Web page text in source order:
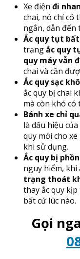
Xe điện đi
chai, nó chỉ có
ngắn, dẫn
Ắc quy tụt
trạngắc quy
quy máy vẫn
chai và cần
Ắc quy sạc
ắc quy bị chai
mà còn khó
Bánh xe chỉ
là dấu hiệu
quy mới cho
khi sử dụng.
Ắc quy bị
nguy hiểm, khi
trạng thoát
thay ắc quy
bất cứ lúc nào.
Gọi